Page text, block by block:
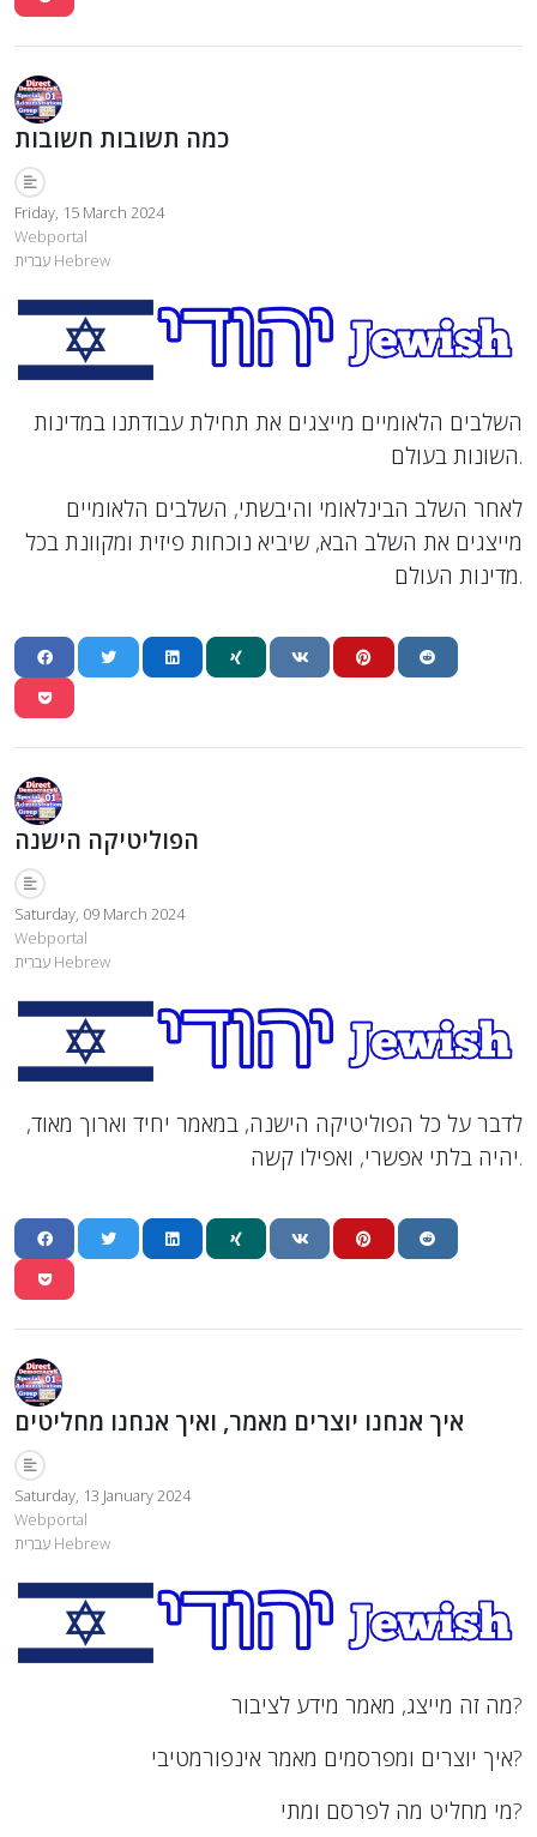
כמה תשובות חשובות
Friday, 15 March 2024
Webportal
עִברִית Hebrew
השלבים הלאומיים מייצגים את תחילת עבודתנו במדינות
השונות בעולם.
לאחר השלב הבינלאומי והיבשתי, השלבים הלאומיים
מייצגים את השלב הבא, שיביא נוכחות פיזית ומקוונת בכל
מדינות העולם.
הפוליטיקה הישנה
Saturday, 09 March 2024
Webportal
עִברִית Hebrew
לדבר על כל הפוליטיקה הישנה, במאמר יחיד וארוך מאוד,
יהיה בלתי אפשרי, ואפילו קשה.
איך אנחנו יוצרים מאמר, ואיך אנחנו מחליטים
Saturday, 13 January 2024
Webportal
עִברִית Hebrew
מה זה מייצג, מאמר מידע לציבור?
איך יוצרים ומפרסמים מאמר אינפורמטיבי?
מי מחליט מה לפרסם ומתי?